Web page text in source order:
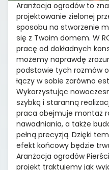
Aranżacja ogrodów to
projektowanie zielonej
sposobu na stworzenie
się z Twoim domem. W
pracę od dokładnych
możemy naprawdę
podstawie tych rozmów
łączy w sobie zarówno
Wykorzystując
szybką i staranną
praca obejmuje montaż
nawadniania, a także
pełną precyzją. Dzięki
efekt końcowy będzie
Aranżacja ogrodów
projekt traktujemy jak